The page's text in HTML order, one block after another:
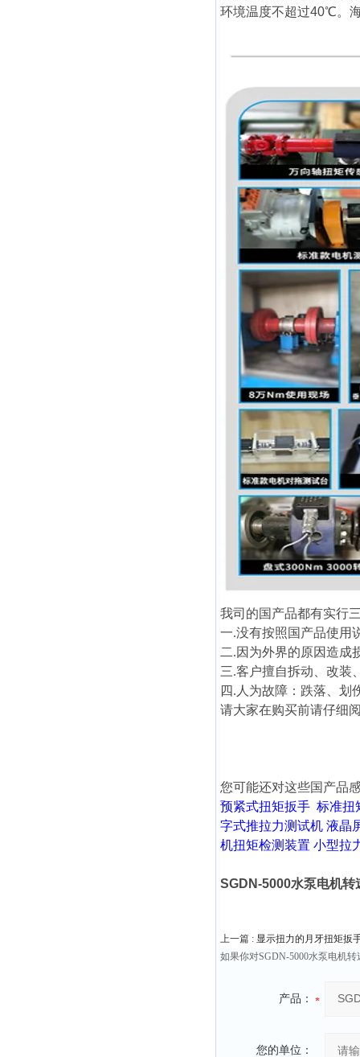
环境温度不超过40℃。
我司的国产品都有实行
一.没有按照国产品使用
二.因为外界的原因造成
三.客户擅自拆动、改装
四.人为故障：跌落、划
请大家在购买前请仔细
您可能还对这些国产品
预紧式扭矩扳手 标准扭
字式推拉力测试机 液晶
机扭矩检测装置 小型拉
SGDN-5000水泵电机转
上一篇 : 显示扭力的月牙扭矩扳
如果你对SGDN-5000水泵电机
产品：
您的单位：